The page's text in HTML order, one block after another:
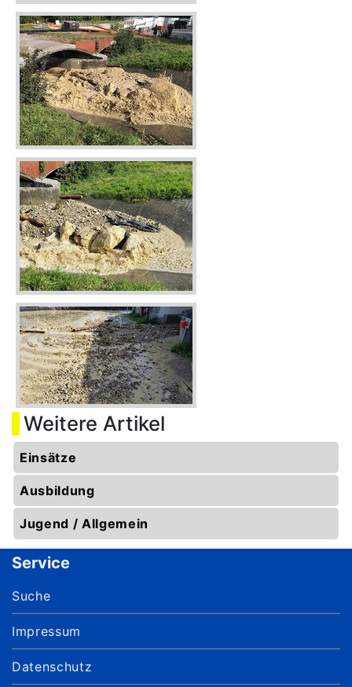
Weitere Artikel
Einsätze
Ausbildung
Jugend / Allgemein
Service
Suche
Impressum
Datenschutz